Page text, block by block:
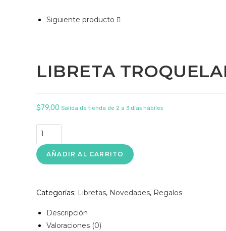
Siguiente producto
LIBRETA
$79,00 Salida de tienda de 2 a 3 días hábiles
LIBRETA
TROQUELADA
-
Mujer
Dios
AÑADIR AL CARRITO
Categorías: Libretas, Novedades, Regalos
Descripción
Valoraciones (0)